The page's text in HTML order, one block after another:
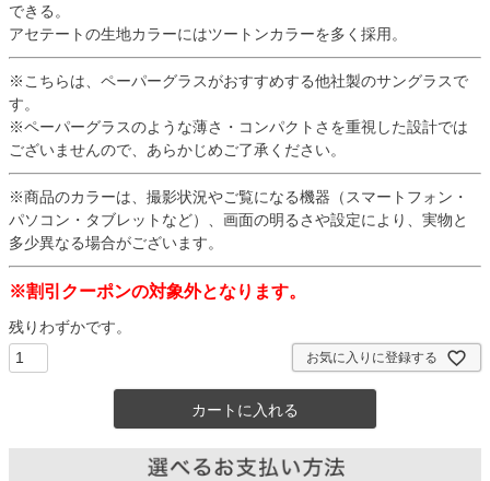
できる。
アセテートの生地カラーにはツートンカラーを多く採用。
※こちらは、ペーパーグラスがおすすめする他社製のサングラスで
す。
※ペーパーグラスのような薄さ・コンパクトさを重視した設計では
ございませんので、あらかじめご了承ください。
※商品のカラーは、撮影状況やご覧になる機器（スマートフォン・
パソコン・タブレットなど）、画面の明るさや設定により、実物と
多少異なる場合がございます。
※割引クーポンの対象外となります。
残りわずかです。
お気に入りに登録する
カートに入れる